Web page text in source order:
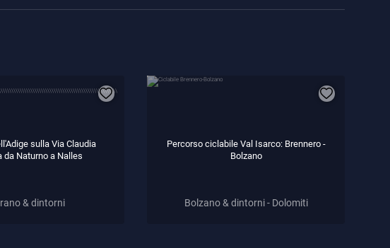
sulla Via Claudia
da Naturno a Nalles
& dintorni
Percorso ciclabile Val Isarco: Brennero -
Bolzano
Bolzano & dintorni - Dolomiti